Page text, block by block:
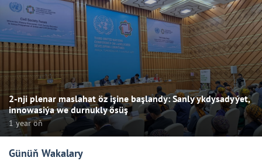
2-nji plenar maslahat öz işine başlandy: Sanly ykdysadyýet,
innowasiýa we durnukly ösüş
1 year öň
Günüň Wakalary